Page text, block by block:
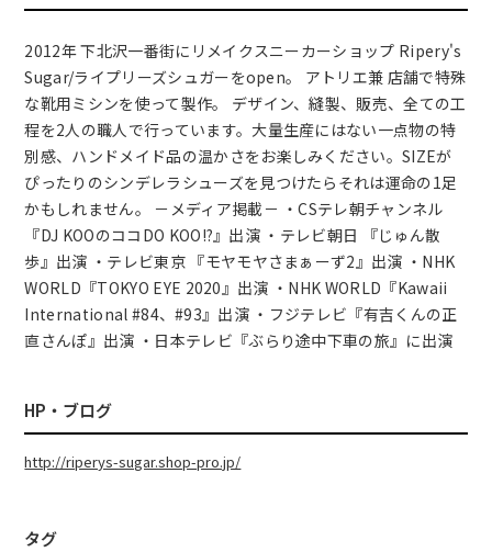
2012年 下北沢一番街にリメイクスニーカーショップ Ripery's
Sugar/ライプリーズシュガーをopen。 アトリエ兼 店舗で特殊
な靴用ミシンを使って製作。 デザイン、縫製、販売、全ての工
程を2人の職人で行っています。大量生産にはない一点物の特
別感、ハンドメイド品の温かさをお楽しみください。SIZEが
ぴったりのシンデレラシューズを見つけたらそれは運命の1足
かもしれません。 －メディア掲載－ ・CSテレ朝チャンネル
『DJ KOOのココDO KOO!?』出演 ・テレビ朝日 『じゅん散
歩』出演 ・テレビ東京 『モヤモヤさまぁーず2』出演 ・NHK
WORLD『TOKYO EYE 2020』出演 ・NHK WORLD『Kawaii
International #84、#93』出演 ・フジテレビ『有吉くんの正
直さんぽ』出演 ・日本テレビ『ぶらり途中下車の旅』に出演
HP・ブログ
http://riperys-sugar.shop-pro.jp/
タグ